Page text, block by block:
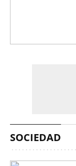
SOCIEDAD